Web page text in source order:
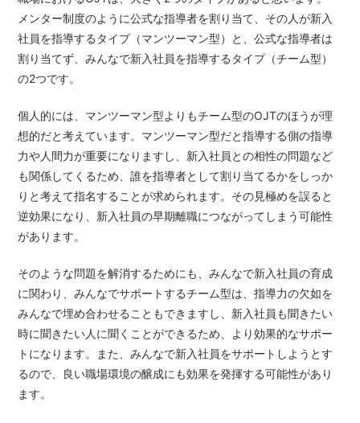
メンター制度のように公式な指導者を割り当て、その人が新入
社員を指導するタイプ（マンツーマン型）と、公式な指導者は
割り当てず、みんなで新入社員を指導するタイプ（チーム型）
の2つです。
個人的には、マンツーマン型よりもチーム型のOJTのほうが理
想的だと考えています。マンツーマン型だと指導する側の指導
力や人間力が重要になりますし、新入社員との相性の問題など
も関係してくるため、誰を指導者として割り当てるかをしっか
りと考えて指名することが求められます。その見極めを誤ると
逆効果になり、新入社員の早期離職につながってしまう可能性
があります。
そのような問題を解消するためにも、みんなで新入社員の育成
に関わり、みんなでサポートするチーム型は、指導力の欠如を
みんなで埋め合わせることもできますし、新入社員も聞きたい
時に聞きたい人に聞くことができるため、より効果的なサポー
トになります。また、みんなで新入社員をサポートしようとす
るので、良い職場環境の醸成にも効果を発揮する可能性があり
ます。